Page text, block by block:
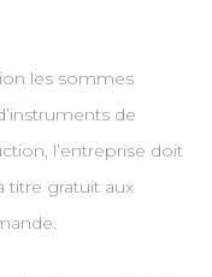
les sommes
de
l’entreprise doit
titre gratuit aux